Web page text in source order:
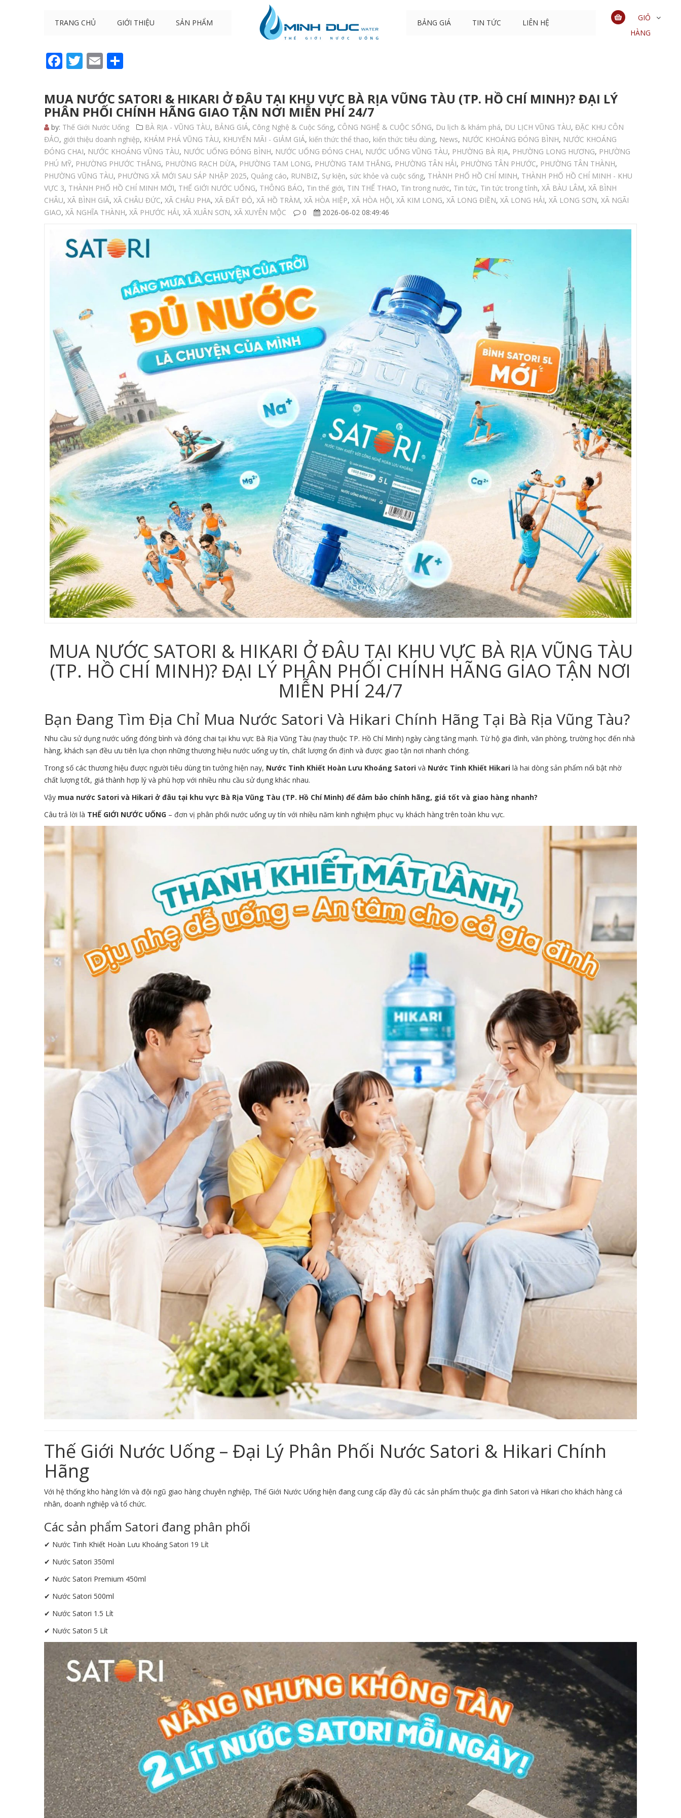
TRANG CHỦ GIỚI THIỆU SẢN PHẨM BẢNG GIÁ TIN TỨC LIÊN HỆ
GIỎ
HÀNG
Facebook
Twitter
Email
MUA NƯỚC SATORI & HIKARI Ở ĐÂU TẠI KHU VỰC BÀ RỊA VŨNG TÀU (TP. HỒ CHÍ MINH)? ĐẠI LÝ
PHÂN PHỐI CHÍNH HÃNG GIAO TẬN NƠI MIỄN PHÍ 24/7
by: Thế Giới Nước Uống BÀ RỊA - VŨNG TÀU, BẢNG GIÁ, Công Nghệ & Cuộc Sống, CÔNG NGHỆ & CUỘC SỐNG, Du lịch & khám phá, DU LỊCH VŨNG TÀU, ĐẶC KHU CÔN
ĐẢO, giới thiệu doanh nghiệp, KHÁM PHÁ VŨNG TÀU, KHUYẾN MÃI - GIẢM GIÁ, kiến thức thể thao, kiến thức tiêu dùng, News, NƯỚC KHOÁNG ĐÓNG BÌNH, NƯỚC KHOÁNG
ĐÓNG CHAI, NƯỚC KHOÁNG VŨNG TÀU, NƯỚC UỐNG ĐÓNG BÌNH, NƯỚC UỐNG ĐÓNG CHAI, NƯỚC UỐNG VŨNG TÀU, PHƯỜNG BÀ RỊA, PHƯỜNG LONG HƯƠNG, PHƯỜNG
PHÚ MỸ, PHƯỜNG PHƯỚC THẮNG, PHƯỜNG RẠCH DỪA, PHƯỜNG TAM LONG, PHƯỜNG TAM THẮNG, PHƯỜNG TÂN HẢI, PHƯỜNG TÂN PHƯỚC, PHƯỜNG TÂN THÀNH,
PHƯỜNG VŨNG TÀU, PHƯỜNG XÃ MỚI SAU SÁP NHẬP 2025, Quảng cáo, RUNBIZ, Sự kiện, sức khỏe và cuộc sống, THÀNH PHỐ HỒ CHÍ MINH, THÀNH PHỐ HỒ CHÍ MINH - KHU
VỰC 3, THÀNH PHỐ HỒ CHÍ MINH MỚI, THẾ GIỚI NƯỚC UỐNG, THÔNG BÁO, Tin thế giới, TIN THỂ THAO, Tin trong nước, Tin tức, Tin tức trong tỉnh, XÃ BÀU LÂM, XÃ BÌNH
CHÂU, XÃ BÌNH GIÃ, XÃ CHÂU ĐỨC, XÃ CHÂU PHA, XÃ ĐẤT ĐỎ, XÃ HỒ TRÀM, XÃ HÒA HIỆP, XÃ HÒA HỘI, XÃ KIM LONG, XÃ LONG ĐIỀN, XÃ LONG HẢI, XÃ LONG SƠN, XÃ NGÃI
GIAO, XÃ NGHĨA THÀNH, XÃ PHƯỚC HẢI, XÃ XUÂN SƠN, XÃ XUYÊN MỘC 0 2026-06-02 08:49:46
MUA NƯỚC SATORI & HIKARI Ở ĐÂU TẠI KHU VỰC BÀ RỊA VŨNG TÀU
(TP. HỒ CHÍ MINH)? ĐẠI LÝ PHÂN PHỐI CHÍNH HÃNG GIAO TẬN NƠI
MIỄN PHÍ 24/7
Bạn Đang Tìm Địa Chỉ Mua Nước Satori Và Hikari Chính Hãng Tại Bà Rịa Vũng Tàu?
Nhu cầu sử dụng nước uống đóng bình và đóng chai tại khu vực Bà Rịa Vũng Tàu (nay thuộc TP. Hồ Chí Minh) ngày càng tăng mạnh. Từ hộ gia đình, văn phòng, trường học đến nhà
hàng, khách sạn đều ưu tiên lựa chọn những thương hiệu nước uống uy tín, chất lượng ổn định và được giao tận nơi nhanh chóng.
Trong số các thương hiệu được người tiêu dùng tin tưởng hiện nay, Nước Tinh Khiết Hoàn Lưu Khoáng Satori và Nước Tinh Khiết Hikari là hai dòng sản phẩm nổi bật nhờ
chất lượng tốt, giá thành hợp lý và phù hợp với nhiều nhu cầu sử dụng khác nhau.
Vậy mua nước Satori và Hikari ở đâu tại khu vực Bà Rịa Vũng Tàu (TP. Hồ Chí Minh) để đảm bảo chính hãng, giá tốt và giao hàng nhanh?
Câu trả lời là THẾ GIỚI NƯỚC UỐNG – đơn vị phân phối nước uống uy tín với nhiều năm kinh nghiệm phục vụ khách hàng trên toàn khu vực.
Thế Giới Nước Uống – Đại Lý Phân Phối Nước Satori & Hikari Chính
Hãng
Với hệ thống kho hàng lớn và đội ngũ giao hàng chuyên nghiệp, Thế Giới Nước Uống hiện đang cung cấp đầy đủ các sản phẩm thuộc gia đình Satori và Hikari cho khách hàng cá
nhân, doanh nghiệp và tổ chức.
Các sản phẩm Satori đang phân phối
✔ Nước Tinh Khiết Hoàn Lưu Khoáng Satori 19 Lít
✔ Nước Satori 350ml
✔ Nước Satori Premium 450ml
✔ Nước Satori 500ml
✔ Nước Satori 1.5 Lít
✔ Nước Satori 5 Lít